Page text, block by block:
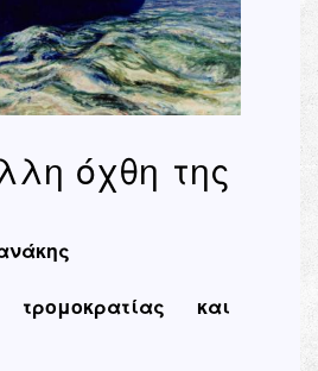
όχθη της
τρομοκρατίας και